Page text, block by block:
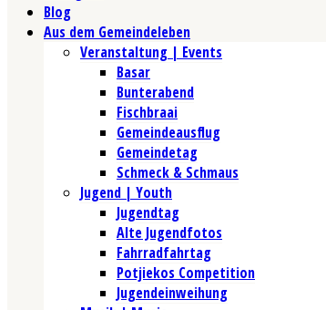
Blog
Aus dem Gemeindeleben
Veranstaltung | Events
Basar
Bunterabend
Fischbraai
Gemeindeausflug
Gemeindetag
Schmeck & Schmaus
Jugend | Youth
Jugendtag
Alte Jugendfotos
Fahrradfahrtag
Potjiekos Competition
Jugendeinweihung